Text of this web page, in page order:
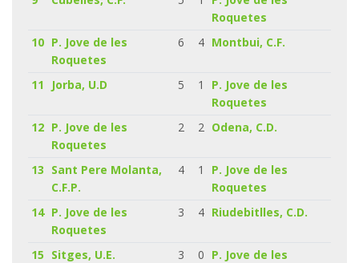
Roquetes
10 P. Jove de les
Roquetes
6 4 Montbui, C.F.
11 Jorba, U.D 5 1
P. Jove de les
Roquetes
12 P. Jove de les
Roquetes
2 2 Odena, C.D.
13 Sant Pere Molanta,
C.F.P.
4 1
P. Jove de les
Roquetes
14 P. Jove de les
Roquetes
3 4 Riudebitlles, C.D.
15 Sitges, U.E. 3 0 P. Jove de les